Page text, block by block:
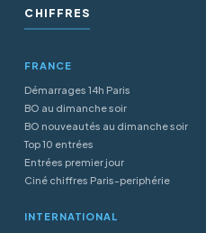
CHIFFRES
FRANCE
Démarrages 14h Paris
BO au dimanche soir
BO nouveautés au dimanche soir
Top 10 entrées
Entrées premier jour
Ciné chiffres Paris-periphérie
INTERNATIONAL